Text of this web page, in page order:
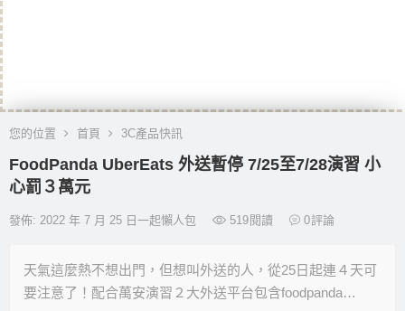
您的位置 首頁 3C產品快訊
FoodPanda UberEats 外送暫停 7/25至7/28演習 小
心罰３萬元
發佈: 2022 年 7 月 25 日一起懶人包 519 閱讀 0評論
天氣這麼熱不想出門，但想叫外送的人，從25日起連４天可
要注意了！配合萬安演習２大外送平台包含foodpanda…